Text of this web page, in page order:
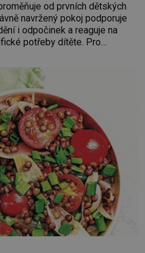
od prvních dětských
navržený pokoj podporuje
i odpočinek a reaguje na
potřeby dítěte. Pro
především klidně a útulně.